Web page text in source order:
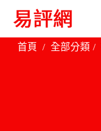
首頁 全部分類